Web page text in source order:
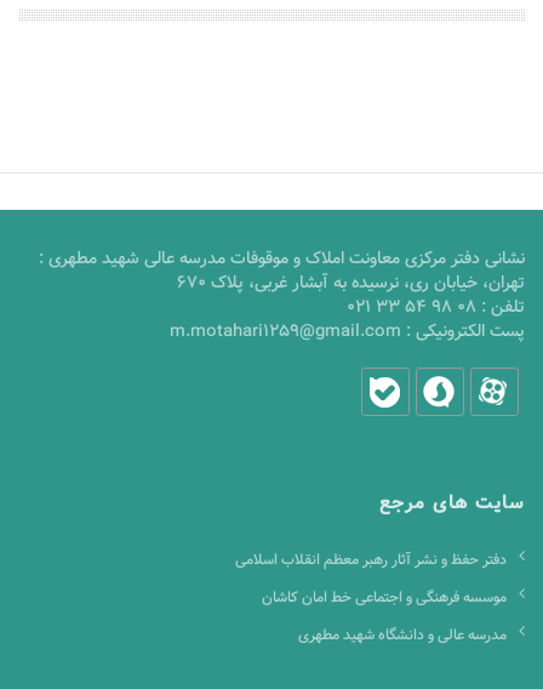
نشانی دفتر مرکزی معاونت املاک و موقوفات مدرسه عالی شهید مطهری :
تهران، خیابان ری، نرسیده به آبشار غربی، پلاک 670
تلفن : 021 33 54 98 08
پست الکترونیکی : m.motahari1259@gmail.com
سایت های مرجع
دفتر حفظ و نشر آثار رهبر معظم انقلاب اسلامی
موسسه فرهنگی و اجتماعی خط امان کاشان
مدرسه عالی و دانشگاه شهید مطهری